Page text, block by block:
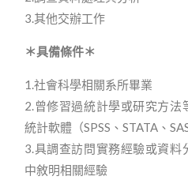
3.其他交辦工作
＊具備條件＊
1.社會科學相關系所畢業
2.曾修習過統計學或研究方法
統計軟體（SPSS、STATA、
3.具調查訪問實務經驗或資料
中敘明相關經驗